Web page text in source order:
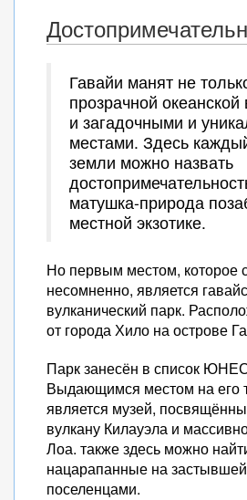
Гавайи манят не
прозрачной
и загадочными и
местами. Здесь
земли можно назвать
матушка-природа
местной экзотике.
Но первым местом, которое
несомненно, является
вулканический парк.
от города Хило на острове
Парк занесён в список
Выдающимся местом на его
является музей,
вулкану Килауэла и
Лоа. также здесь можно
нацарапанные на
поселенцами.